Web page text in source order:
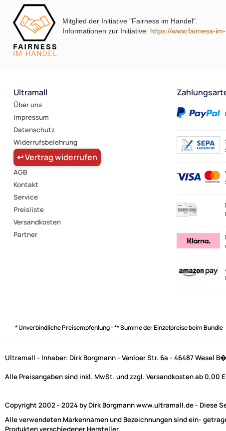
Mitglied der Initiative "Fairness im Handel".
Informationen zur Initiative: https://www.fairness-
Ultramall
Über uns
Impressum
Datenschutz
Widerrufsbelehrung
↩ Vertrag widerrufen
AGB
Kontakt
Service
Preisliste
Versandkosten
Partner
* Unverbindliche Preisempfehlung - ** Summe der Einzelpreise beim Bundle
Ultramall - Inhaber: Dirk Borgmann - Venloer Str. 6a - 46487 Wesel
Alle Preisangaben sind inkl. MwSt. und zzgl. Versandkosten ab
Copyright 2002 - 2024 by Dirk Borgmann www.ultramall.de - Diese
Alle verwendeten Markennamen und Bezeichnungen sind ein-
Produkten verschiedener Hersteller.